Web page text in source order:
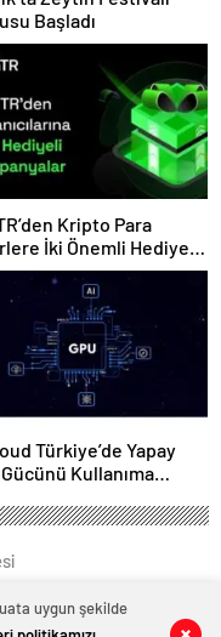
Başladı
Kripto Para
İki Önemli Hediye
Türkiye’de Yapay
Kullanıma
uygun şekilde